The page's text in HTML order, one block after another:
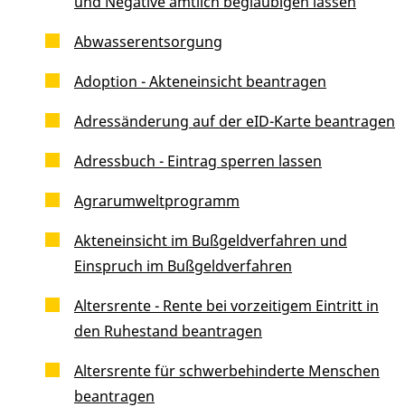
Abwasserentsorgung
Adoption - Akteneinsicht beantragen
Adressänderung auf der eID-Karte beantragen
Adressbuch - Eintrag sperren lassen
Agrarumweltprogramm
Akteneinsicht im Bußgeldverfahren und
Einspruch im Bußgeldverfahren
Altersrente - Rente bei vorzeitigem Eintritt in
den Ruhestand beantragen
Altersrente für schwerbehinderte Menschen
beantragen